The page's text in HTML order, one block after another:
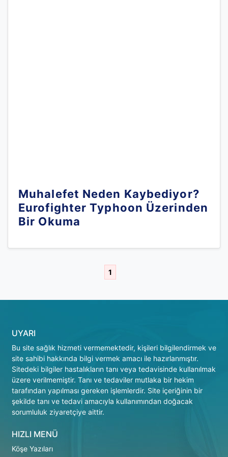
Muhalefet Neden Kaybediyor?
Eurofighter Typhoon Üzerinden
Bir Okuma
1
UYARI
Bu site sağlık hizmeti vermemektedir, kişileri bilgilendirmek ve
site sahibi hakkında bilgi vermek amacı ile hazırlanmıştır.
Sitedeki bilgiler hastalıkların tanı veya tedavisinde kullanılmak
üzere verilmemiştir. Tanı ve tedaviler mutlaka bir hekim
tarafından yapılması gereken işlemlerdir. Site içeriğinin bir
şekilde tanı ve tedavi amacıyla kullanımından doğacak
sorumluluk ziyaretçiye aittir.
HIZLI MENÜ
Köşe Yazıları